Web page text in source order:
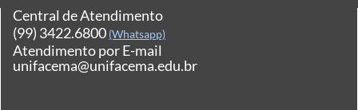
Central de Atendimento
(99) 3422.6800 (Whatsapp)
Atendimento por E-mail
unifacema@unifacema.edu.br